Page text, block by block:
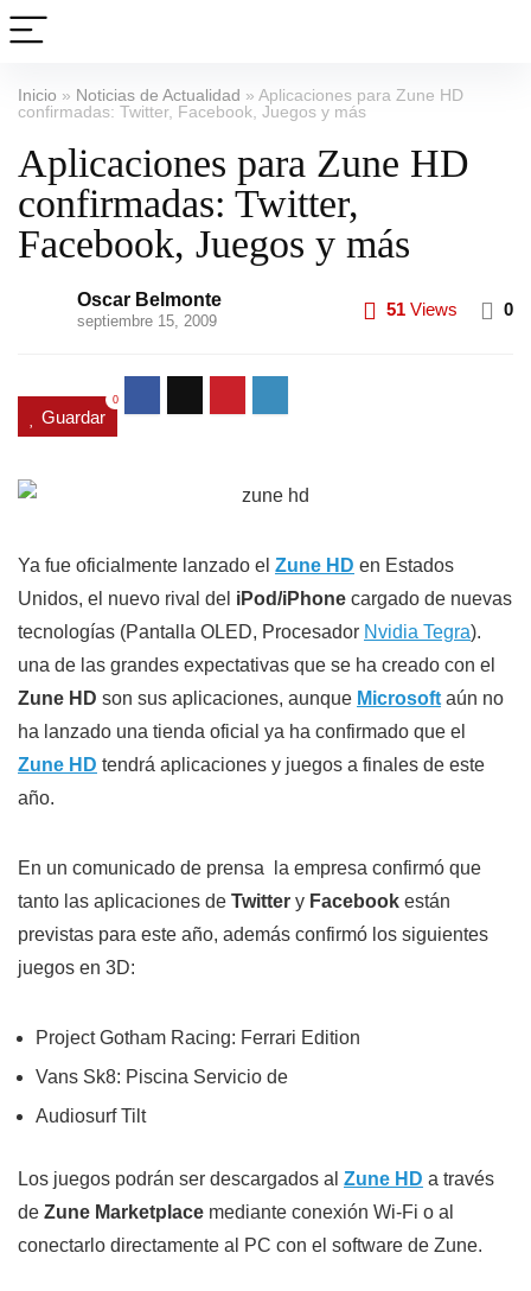
Inicio » Noticias de Actualidad » Aplicaciones para Zune HD
confirmadas: Twitter, Facebook, Juegos y más
Aplicaciones para Zune HD
confirmadas: Twitter,
Facebook, Juegos y más
Oscar Belmonte
septiembre 15, 2009
51 Views 0
Guardar
0
Ya fue oficialmente lanzado el Zune HD en Estados
Unidos, el nuevo rival del iPod/iPhone cargado de nuevas
tecnologías (Pantalla OLED, Procesador Nvidia Tegra).
una de las grandes expectativas que se ha creado con el
Zune HD son sus aplicaciones, aunque Microsoft aún no
ha lanzado una tienda oficial ya ha confirmado que el
Zune HD tendrá aplicaciones y juegos a finales de este
año.
En un comunicado de prensa la empresa confirmó que
tanto las aplicaciones de Twitter y Facebook están
previstas para este año, además confirmó los siguientes
juegos en 3D:
Project Gotham Racing: Ferrari Edition
Vans Sk8: Piscina Servicio de
Audiosurf Tilt
Los juegos podrán ser descargados al Zune HD a través
de Zune Marketplace mediante conexión Wi-Fi o al
conectarlo directamente al PC con el software de Zune.